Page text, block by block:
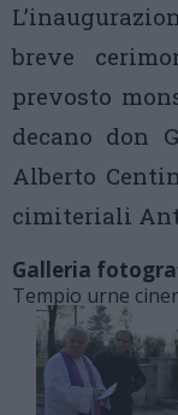
breve
prevosto
decano don
Alberto
cimiteriali
Galleria
Tempio urne